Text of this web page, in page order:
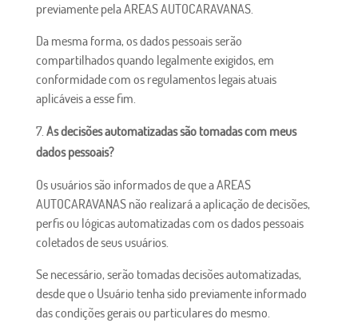
previamente pela AREAS AUTOCARAVANAS.
Da mesma forma, os dados pessoais serão
compartilhados quando legalmente exigidos, em
conformidade com os regulamentos legais atuais
aplicáveis ​​a esse fim.
As decisões automatizadas são tomadas com meus
dados pessoais?
Os usuários são informados de que a AREAS
AUTOCARAVANAS não realizará a aplicação de decisões,
perfis ou lógicas automatizadas com os dados pessoais
coletados de seus usuários.
Se necessário, serão tomadas decisões automatizadas,
desde que o Usuário tenha sido previamente informado
das condições gerais ou particulares do mesmo.